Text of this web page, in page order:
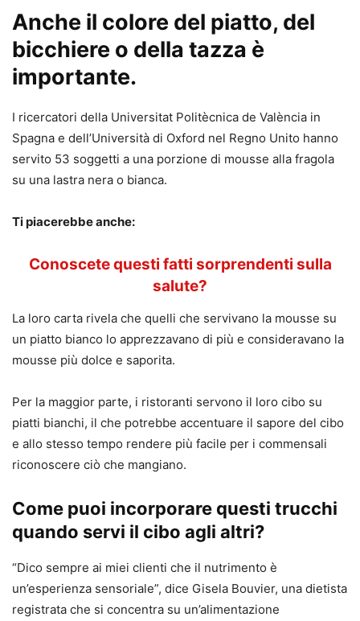
Anche il colore del piatto, del
bicchiere o della tazza è
importante.
I ricercatori della Universitat Politècnica de València in
Spagna e dell’Università di Oxford nel Regno Unito hanno
servito 53 soggetti a una porzione di mousse alla fragola
su una lastra nera o bianca.
Ti piacerebbe anche:
Conoscete questi fatti sorprendenti sulla
salute?
La loro carta rivela che quelli che servivano la mousse su
un piatto bianco lo apprezzavano di più e consideravano la
mousse più dolce e saporita.
Per la maggior parte, i ristoranti servono il loro cibo su
piatti bianchi, il che potrebbe accentuare il sapore del cibo
e allo stesso tempo rendere più facile per i commensali
riconoscere ciò che mangiano.
Come puoi incorporare questi trucchi
quando servi il cibo agli altri?
“Dico sempre ai miei clienti che il nutrimento è
un’esperienza sensoriale”, dice Gisela Bouvier, una dietista
registrata che si concentra su un’alimentazione